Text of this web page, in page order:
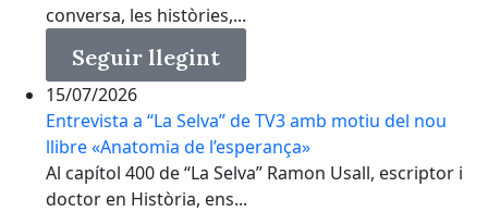
conversa, les històries,...
Seguir llegint
15/07/2026
Entrevista a “La Selva” de TV3 amb motiu del nou
llibre «Anatomia de l’esperança»
Al capítol 400 de “La Selva” Ramon Usall, escriptor i
doctor en Història, ens...